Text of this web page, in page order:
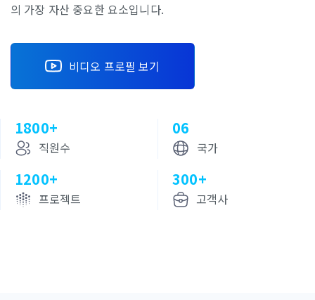
의 가장 자산 중요한 요소입니다.
비디오 프로필 보기
1800+
직원수
06
국가
1200+
프로젝트
300+
고객사